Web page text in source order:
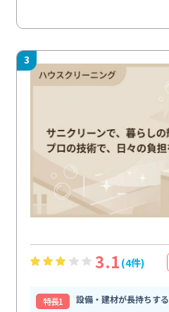
3
3.1 (4件)
特⻑1
設備・建材が長持ちする